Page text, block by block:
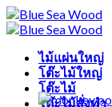
Skip
to
ไม้แผ่นใหญ่
โต๊ะไม้ใหญ่
โต๊ะไม้
โต๊ะไม้สั่งทำ